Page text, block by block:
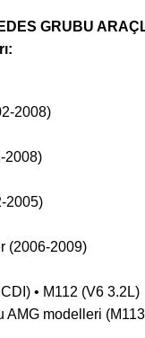
GRUBU
2008)
2008)
2005)
(2006-2009)
• M112 (V6 3.2L)
AMG modelleri